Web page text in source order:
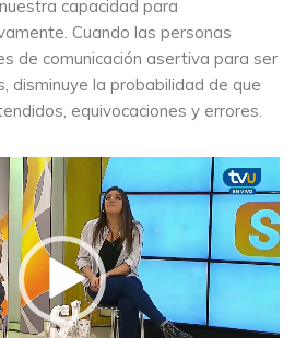
capacidad para
Cuando las personas
de comunicación asertiva para ser
disminuye la probabilidad de que
equivocaciones y errores.